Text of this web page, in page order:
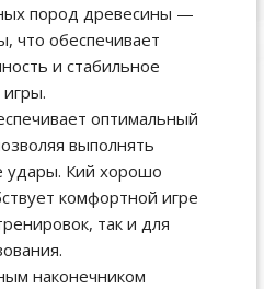
пород древесины —
что обеспечивает
и стабильное
оптимальный
выполнять
удары. Кий хорошо
комфортной игре
так и для
наконечником